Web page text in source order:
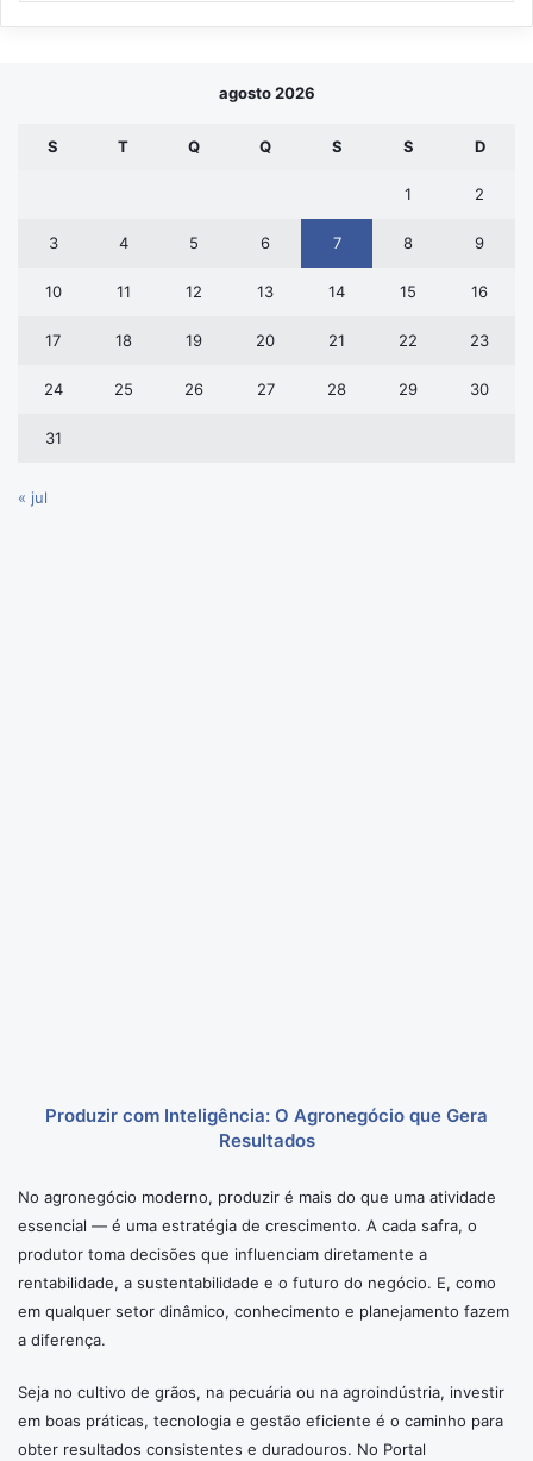
agosto 2026
S T Q Q S S D
1 2
3 4 5 6 7 8 9
10 11 12 13 14 15 16
17 18 19 20 21 22 23
24 25 26 27 28 29 30
31
« jul
Produzir com Inteligência: O Agronegócio que Gera
Resultados
No agronegócio moderno, produzir é mais do que uma atividade
essencial — é uma estratégia de crescimento. A cada safra, o
produtor toma decisões que influenciam diretamente a
rentabilidade, a sustentabilidade e o futuro do negócio. E, como
em qualquer setor dinâmico, conhecimento e planejamento fazem
a diferença.
Seja no cultivo de grãos, na pecuária ou na agroindústria, investir
em boas práticas, tecnologia e gestão eficiente é o caminho para
obter resultados consistentes e duradouros. No Portal